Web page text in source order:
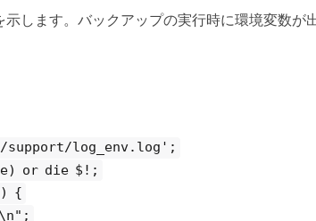
します。バックアップの実行時に環境変数が
log_env.log';
or die $!;
{